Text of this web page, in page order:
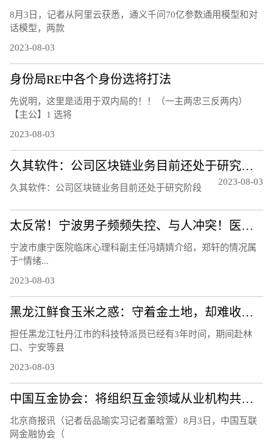
8月3日，记者从阿里云获悉，通义千问70亿参数通用模型和对
话模型，两款
2023-08-03
身份局RE中各个身份选将打法
先说明，这里是适用于双内局的！！（一主两忠三反两内）
【主公】1 选将
2023-08-03
久其软件：公司区块链业务目前还处于研究阶段
久其软件：公司区块链业务目前还处于研究阶段
2023-08-03
太反常！宁波男子频频失控、与人冲突！医生：须重视！都是因为……
宁波市康宁医院临床心理科副主任冯婧婧介绍，郑轩的情况属
于“情绪...
2023-08-03
黑龙江鲜食玉米之惑：守着金土地，却难收获金豆豆？听听基层声音
担任黑龙江牡丹江市的科技特派员已经有3年时间，期间赴林
口、宁安等县
2023-08-03
中国互金协会：将组织互金领域从业机构共同应对黑灰产侵害
北京商报讯（记者岳品瑜实习记者董晗萱）8月3日，中国互联
网金融协会（